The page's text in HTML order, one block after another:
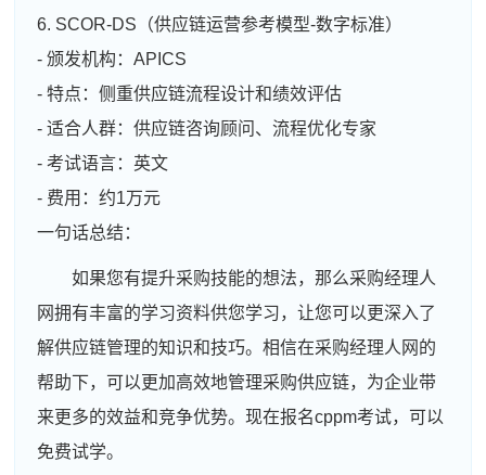
6. SCOR-DS（供应链运营参考模型-数字标准）
- 颁发机构：APICS
- 特点：侧重供应链流程设计和绩效评估
- 适合人群：供应链咨询顾问、流程优化专家
- 考试语言：英文
- 费用：约1万元
一句话总结：
如果您有提升采购技能的想法，那么采购经理人
网拥有丰富的学习资料供您学习，让您可以更深入了
解供应链管理的知识和技巧。相信在采购经理人网的
帮助下，可以更加高效地管理采购供应链，为企业带
来更多的效益和竞争优势。现在报名cppm考试，可以
免费试学。